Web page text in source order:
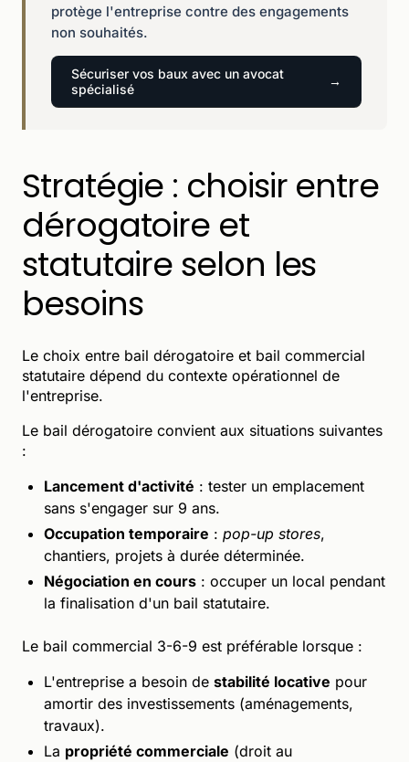
protège l'entreprise contre des engagements
non souhaités.
Sécuriser vos baux avec un avocat
spécialisé
Stratégie : choisir entre
dérogatoire et
statutaire selon les
besoins
Le choix entre bail dérogatoire et bail commercial
statutaire dépend du contexte opérationnel de
l'entreprise.
Le bail dérogatoire convient aux situations suivantes
:
Lancement d'activité : tester un emplacement
sans s'engager sur 9 ans.
Occupation temporaire : pop-up stores,
chantiers, projets à durée déterminée.
Négociation en cours : occuper un local pendant
la finalisation d'un bail statutaire.
Le bail commercial 3-6-9 est préférable lorsque :
L'entreprise a besoin de stabilité locative pour
amortir des investissements (aménagements,
travaux).
La propriété commerciale (droit au